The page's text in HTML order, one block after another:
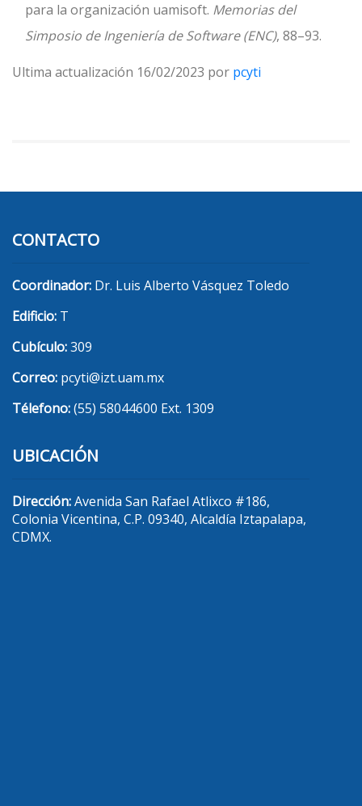
para la organización uamisoft. Memorias del
Simposio de Ingeniería de Software (ENC), 88–93.
Ultima actualización 16/02/2023 por pcyti
CONTACTO
Coordinador: Dr. Luis Alberto Vásquez Toledo
Edificio: T
Cubículo:309
Correo: pcyti@izt.uam.mx
Télefono:(55) 58044600 Ext. 1309
UBICACIÓN
Dirección:Avenida San Rafael Atlixco #186,
Colonia Vicentina, C.P. 09340, Alcaldía Iztapalapa,
CDMX.